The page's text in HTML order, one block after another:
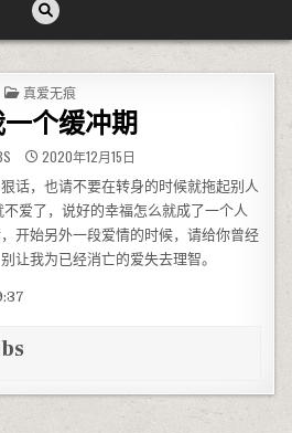
POSTED IN
真爱无痕
个缓冲期
2020年12月15日
话，也请不要在转身的时候就拖起别人
爱了，说好的幸福怎么就成了一个人
开始另外一段爱情的时候，请给你曾经
让我为已经消亡的爱失去理智。